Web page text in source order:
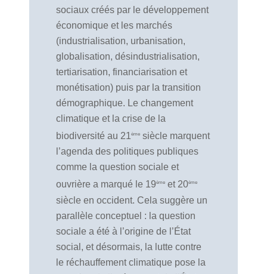
sociaux créés par le développement
économique et les marchés
(industrialisation, urbanisation,
globalisation, désindustrialisation,
tertiarisation, financiarisation et
monétisation) puis par la transition
démographique. Le changement
climatique et la crise de la
biodiversité au 21ème siècle marquent
l’agenda des politiques publiques
comme la question sociale et
ouvrière a marqué le 19ème et 20ème
siècle en occident. Cela suggère un
parallèle conceptuel : la question
sociale a été à l’origine de l’État
social, et désormais, la lutte contre
le réchauffement climatique pose la